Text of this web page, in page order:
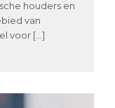
houders en
van
voor […]